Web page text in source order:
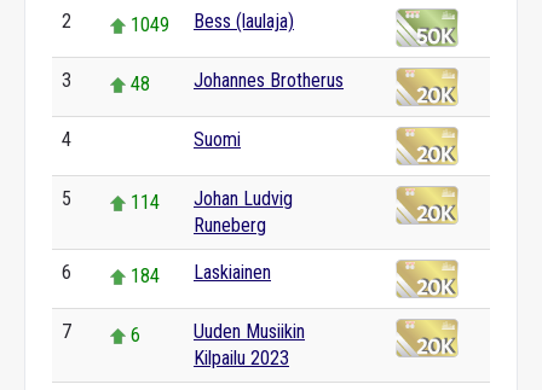
2 1049 Bess (laulaja)
3 48 Johannes Brotherus
4 Suomi
5 114
Johan Ludvig
Runeberg
6 184 Laskiainen
7 6
Uuden Musiikin
Kilpailu 2023